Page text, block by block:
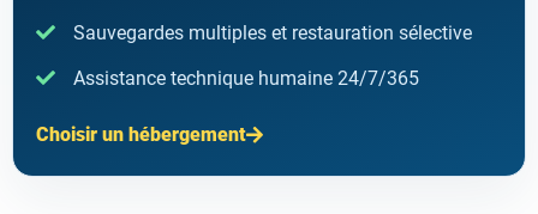
Sauvegardes multiples et restauration sélective
Assistance technique humaine 24/7/365
Choisir un hébergement